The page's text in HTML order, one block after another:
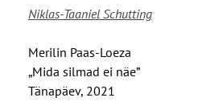
a
i
n
e
Niklas-Taaniel Schutting
Merilin Paas-Loeza
„Mida silmad ei näe”
Tänapäev, 2021